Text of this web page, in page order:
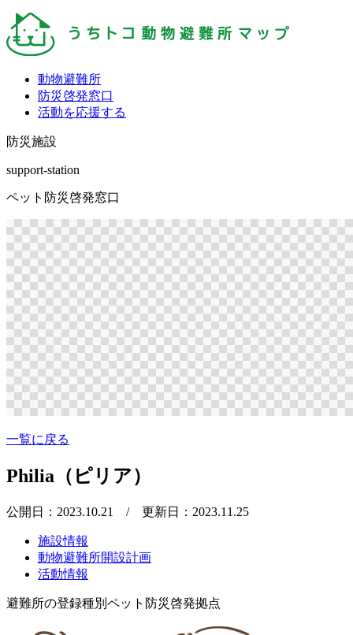
動物避難所
防災啓発窓口
活動を応援する
防災施設
support-station
ペット防災啓発窓口
一覧に戻る
Philia（ピリア）
公開日：2023.10.21 / 更新日：2023.11.25
施設情報
動物避難所開設計画
活動情報
避難所の登録種別 ペット防災啓発拠点